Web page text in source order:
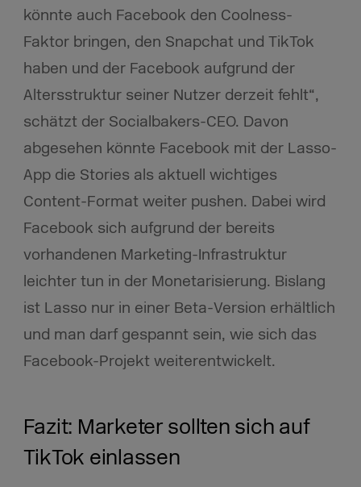
könnte auch Facebook den Coolness-
Faktor bringen, den Snapchat und TikTok
haben und der Facebook aufgrund der
Altersstruktur seiner Nutzer derzeit fehlt“,
schätzt der Socialbakers-CEO. Davon
abgesehen könnte Facebook mit der Lasso-
App die Stories als aktuell wichtiges
Content-Format weiter pushen. Dabei wird
Facebook sich aufgrund der bereits
vorhandenen Marketing-Infrastruktur
leichter tun in der Monetarisierung. Bislang
ist Lasso nur in einer Beta-Version erhältlich
und man darf gespannt sein, wie sich das
Facebook-Projekt weiterentwickelt.
Fazit: Marketer sollten sich auf
TikTok einlassen